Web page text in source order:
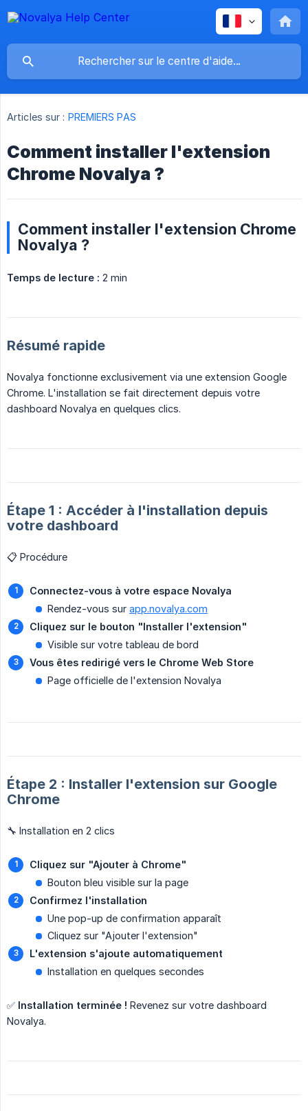
Articles sur : PREMIERS PAS
Comment installer l'extension
Chrome Novalya ?
Comment installer l'extension Chrome
Novalya ?
Temps de lecture : 2 min
Résumé rapide
Novalya fonctionne exclusivement via une extension Google
Chrome. L'installation se fait directement depuis votre
dashboard Novalya en quelques clics.
Étape 1 : Accéder à l'installation depuis
votre dashboard
📋 Procédure
Connectez-vous à votre espace Novalya
Rendez-vous sur app.novalya.com
Cliquez sur le bouton "Installer l'extension"
Visible sur votre tableau de bord
Vous êtes redirigé vers le Chrome Web Store
Page officielle de l'extension Novalya
Étape 2 : Installer l'extension sur Google
Chrome
🔧 Installation en 2 clics
Cliquez sur "Ajouter à Chrome"
Bouton bleu visible sur la page
Confirmez l'installation
Une pop-up de confirmation apparaît
Cliquez sur "Ajouter l'extension"
L'extension s'ajoute automatiquement
Installation en quelques secondes
✅ Installation terminée ! Revenez sur votre dashboard
Novalya.